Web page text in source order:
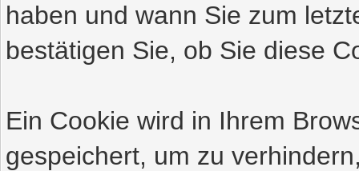
haben und wann Sie zum
bestätigen Sie, ob Sie diese
Ein Cookie wird in Ihrem
gespeichert, um zu